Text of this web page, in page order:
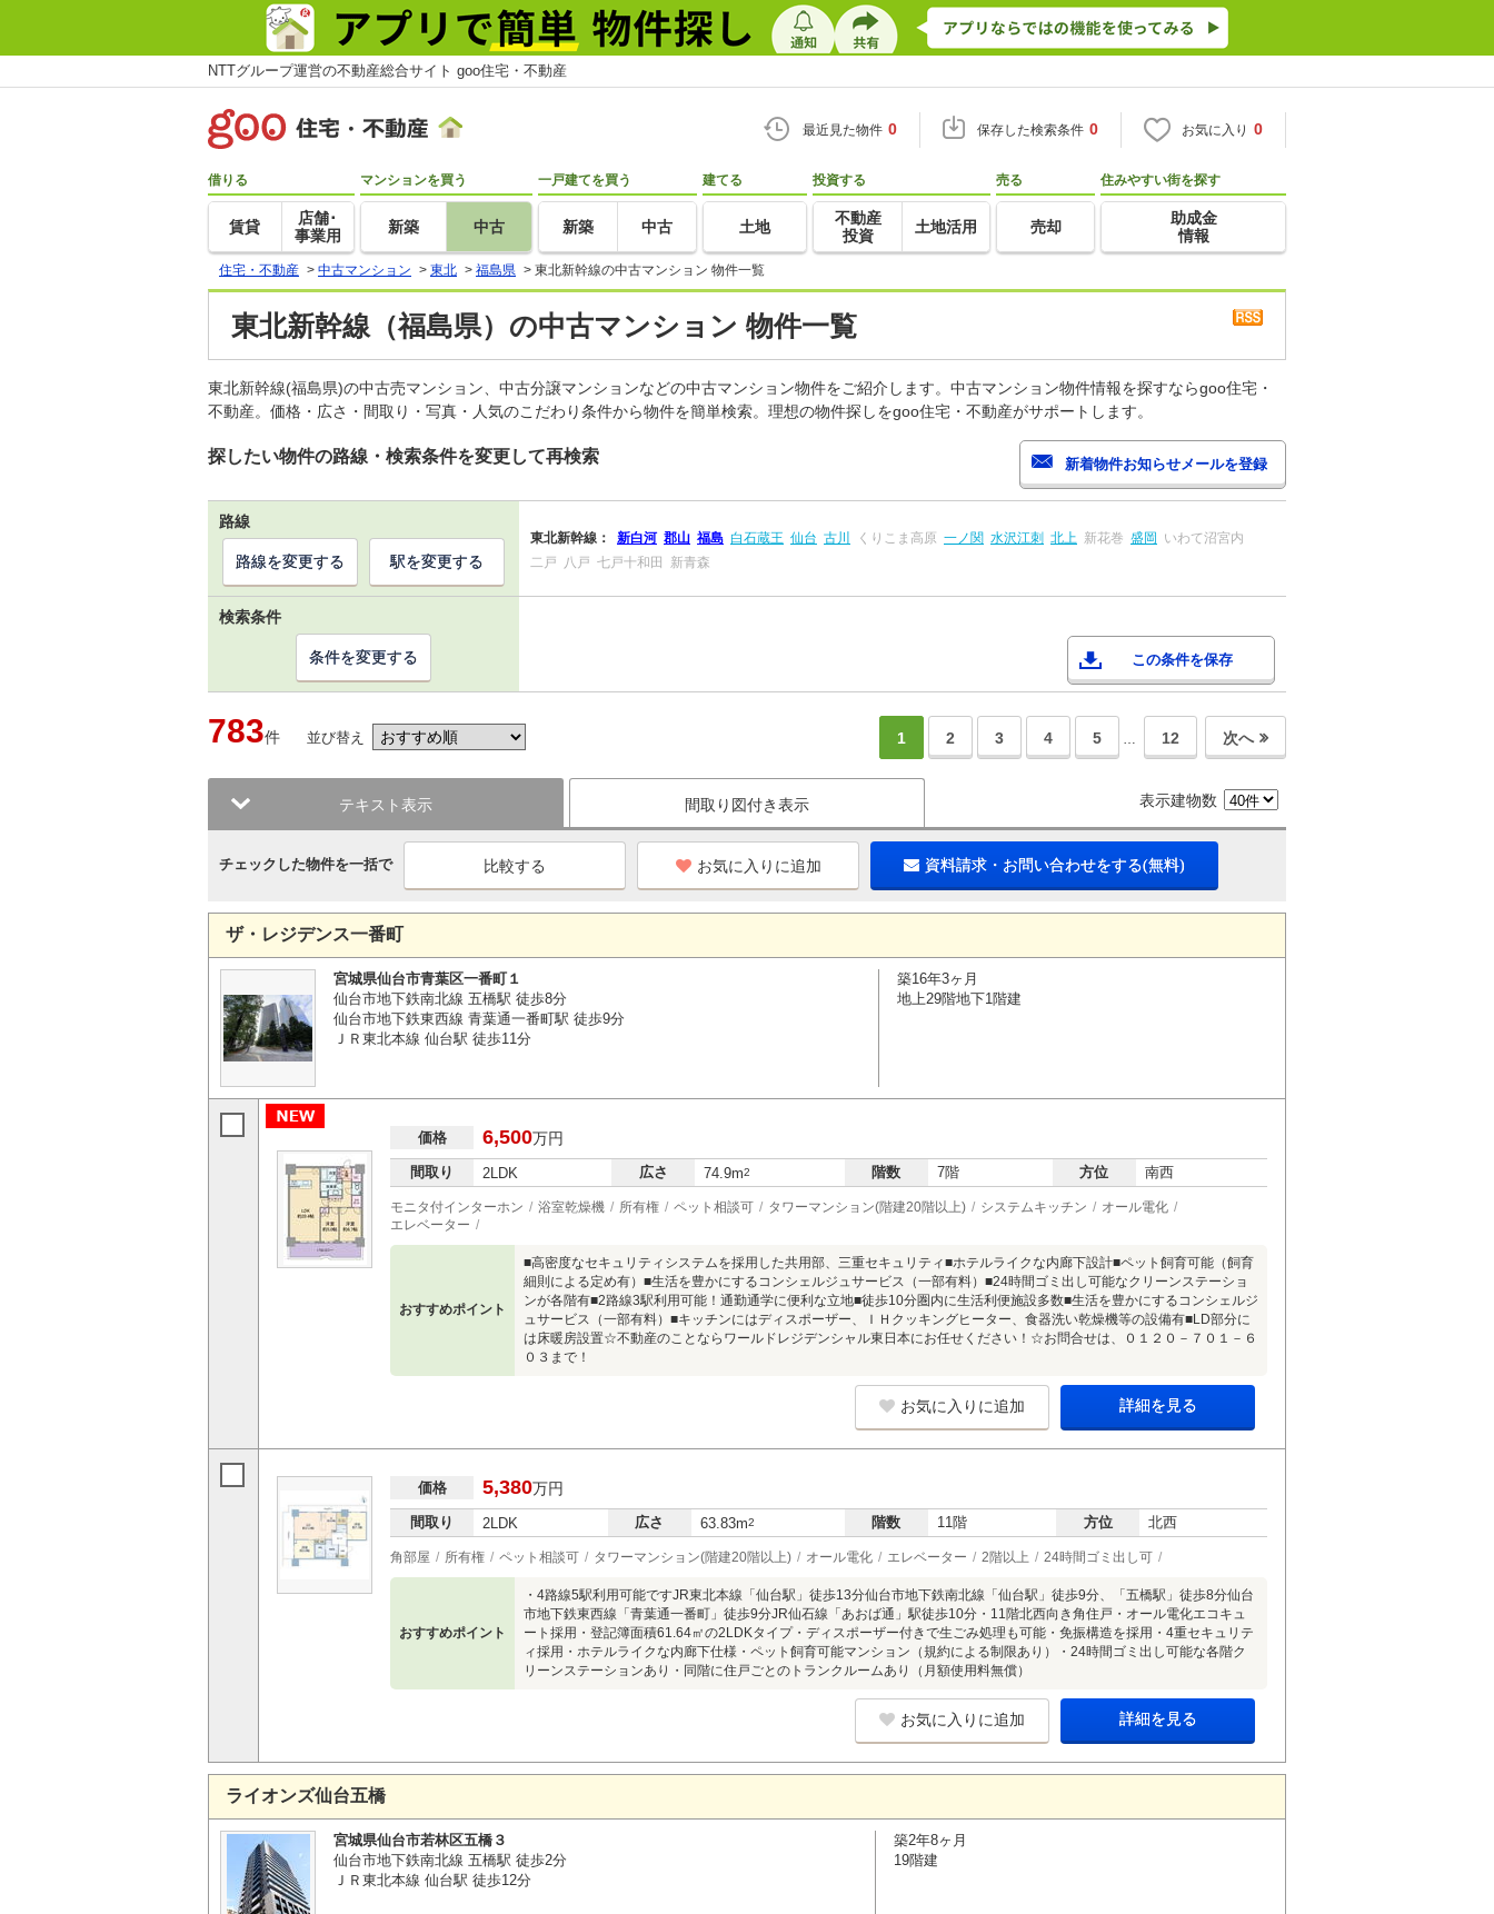
NTTグループ運営の不動産総合サイト goo住宅・不動産
最近見た物件 0 保存した検索条件 0 お気に入り 0
借りる
賃貸
店舗･
事業用
マンションを買う
新築 中古
一戸建てを買う
新築 中古
建てる
土地
投資する
不動産
投資
土地活用
売る
売却
住みやすい街を探す
助成金
情報
住宅・不動産 > 中古マンション > 東北 > 福島県 > 東北新幹線の中古マンション 物件一覧
東北新幹線（福島県）の中古マンション 物件一覧
東北新幹線(福島県)の中古売マンション、中古分譲マンションなどの中古マンション物件をご紹介します。中古マンション物件情報を探すならgoo住宅・
不動産。価格・広さ・間取り・写真・人気のこだわり条件から物件を簡単検索。理想の物件探しをgoo住宅・不動産がサポートします。
探したい物件の路線・検索条件を変更して再検索
路線
東北新幹線： 新白河 郡山 福島 白石蔵王 仙台 古川 くりこま高原 一ノ関 水沢江刺 北上 新花巻 盛岡
いわて沼宮内
二戸
八戸 七戸十和田 新青森
路線を変更する 駅を変更する
検索条件
この条件を保存
条件を変更する
783件 並び替え 1 2 3 4 5 … 12 次へ
テキスト表示 間取り図付き表示 表示建物数
チェックした物件を一括で お気に入りに追加 資料請求・お問い合わせをする(無料)
ザ・レジデンス一番町
宮城県仙台市青葉区一番町１
仙台市地下鉄南北線 五橋駅 徒歩8分
仙台市地下鉄東西線 青葉通一番町駅 徒歩9分
ＪＲ東北本線 仙台駅 徒歩11分
築16年3ヶ月
地上29階地下1階建
価格 6,500万円
間取り 2LDK 広さ 74.9m2 階数 7階 方位 南西
モニタ付インターホン 浴室乾燥機 所有権 ペット相談可 タワーマンション(階建20階以上) システムキッチン
オール電化
エレベーター
おすすめポイント
■高密度なセキュリティシステムを採用した共用部、三重セキュリティ■ホテルライクな内廊下設計■ペット飼育可能（飼育
細則による定め有）■生活を豊かにするコンシェルジュサービス（一部有料）■24時間ゴミ出し可能なクリーンステーショ
ンが各階有■2路線3駅利用可能！通勤通学に便利な立地■徒歩10分圏内に生活利便施設多数■生活を豊かにするコンシェルジ
ュサービス（一部有料）■キッチンにはディスポーザー、ＩＨクッキングヒーター、食器洗い乾燥機等の設備有■LD部分に
は床暖房設置☆不動産のことならワールドレジデンシャル東日本にお任せください！☆お問合せは、０１２０－７０１－６
０３まで！
お気に入りに追加 詳細を見る
価格 5,380万円
間取り 2LDK 広さ 63.83m2 階数 11階 方位 北西
角部屋 所有権 ペット相談可 タワーマンション(階建20階以上) オール電化 エレベーター 2階以上 24時間ゴミ出し可
おすすめポイント
・4路線5駅利用可能ですJR東北本線「仙台駅」徒歩13分仙台市地下鉄南北線「仙台駅」徒歩9分、「五橋駅」徒歩8分仙台
市地下鉄東西線「青葉通一番町」徒歩9分JR仙石線「あおば通」駅徒歩10分・11階北西向き角住戸・オール電化エコキュ
ート採用・登記簿面積61.64㎡の2LDKタイプ・ディスポーザー付きで生ごみ処理も可能・免振構造を採用・4重セキュリテ
ィ採用・ホテルライクな内廊下仕様・ペット飼育可能マンション（規約による制限あり）・24時間ゴミ出し可能な各階ク
リーンステーションあり・同階に住戸ごとのトランクルームあり（月額使用料無償）
お気に入りに追加 詳細を見る
ライオンズ仙台五橋
宮城県仙台市若林区五橋３
仙台市地下鉄南北線 五橋駅 徒歩2分
ＪＲ東北本線 仙台駅 徒歩12分
築2年8ヶ月
19階建